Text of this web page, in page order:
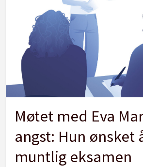
Møtet med Eva
angst: Hun ønsket
muntlig eksamen